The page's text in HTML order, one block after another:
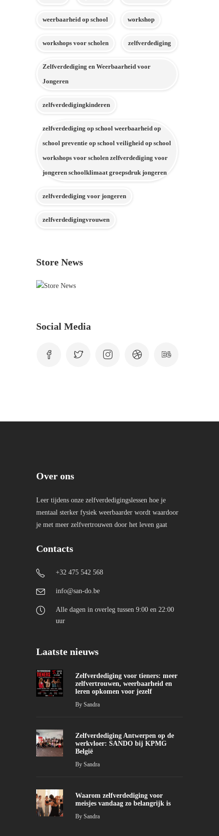
weerbaarheid op school workshop
workshops voor scholen zelfverdediging
Zelfverdediging en Weerbaarheid voor
Jongeren
zelfverdedigingkinderen
zelfverdediging op school weerbaarheid op
school preventie op school veiligheid op school
workshops voor scholen zelfverdediging voor
jongeren schoolklimaat groepsdruk jongeren
zelfverdediging voor jongeren
zelfverdedigingvrouwen
Store News
Social Media
Over ons
Leer tijdens onze zelfverdedigingslessen hoe je
mentaal sterker fysiek weerbaarder wordt waardoor
je met meer zelfvertrouwen door het leven gaat
Contacts
+32 475 542 568
info@san-do.be
Alle dagen in overleg tussen 9:00 en 22:00
uur
Laatste nieuws
Zelfverdediging voor tieners: meer
zelfvertrouwen, weerbaarheid en
leren opkomen voor jezelf
By Sandra
Zelfverdediging Antwerpen op de
werkvloer: SANDO bij KPMG
België
By Sandra
Waarom zelfverdediging voor
meisjes vandaag zo belangrijk is
By Sandra